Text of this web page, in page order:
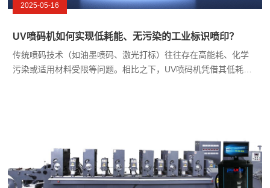
2025-05-16
UV喷码机如何实现低耗能、无污染的工业标识喷印？
传统喷码技术（如油墨喷码、激光打标）往往存在高能耗、化学
污染或适用材料受限等问题。相比之下，UV喷码机凭借其低耗